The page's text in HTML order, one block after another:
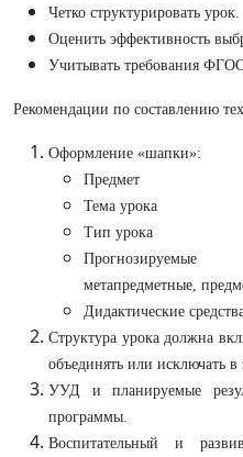
Четко структурировать урок.
Оценить эффективность
Учитывать требования
Рекомендации по составлению
Оформление «шапки»:
Предмет
Тема урока
Тип урока
Прогнозируемые
метапредметные,
Дидактические
Структура урока должна
объединять или исключать
УУД и планируемые
программы.
Воспитательный и